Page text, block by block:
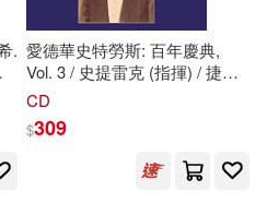
道爾(1)
爾濱出版社(2)
. 愛德華史特勞斯: 百年慶典,
Vol. 3 / 史提雷克 (指揮) / 捷克
帕爾杜比采室內愛樂管弦樂團
Centenary Celebration, Vol. 3 /
Marek Stilec (conductor) /
Czech Chamber Philharmonic
CD
$309